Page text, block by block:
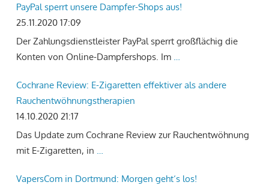
PayPal sperrt unsere Dampfer-Shops aus!
25.11.2020 17:09
Der Zahlungsdienstleister PayPal sperrt großflächig die
Konten von Online-Dampfershops. Im …
Cochrane Review: E-Zigaretten effektiver als andere
Rauchentwöhnungstherapien
14.10.2020 21:17
Das Update zum Cochrane Review zur Rauchentwöhnung
mit E-Zigaretten, in …
VapersCom in Dortmund: Morgen geht‘s los!